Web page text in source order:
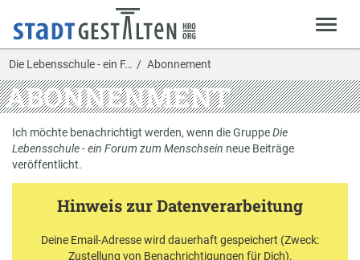
Die Lebensschule - ein F… Abonnement
ABONNENMENT
Ich möchte benachrichtigt werden, wenn die GruppeDie
Lebensschule - ein Forum zum Menschsein neue Beiträge
veröffentlicht.
Hinweis zur Datenverarbeitung
Deine Email-Adresse wird dauerhaft gespeichert (Zweck:
Zustellung von Benachrichtigungen für Dich).